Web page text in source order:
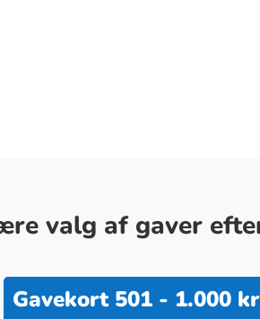
valg af gaver
Gavekort 501 - 1.000 kr